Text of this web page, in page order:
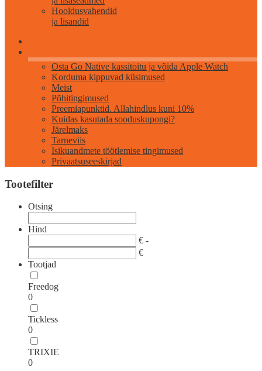
Hooldusvahendid
ja lisandid
Osta Go Native kassitoitu ja võida Apple Watch
Korduma kippuvad küsimused
Meist
Põhitingimused
Preemiapunktid. Allahindlus kuni 10%
Kuidas kasutada sooduskupongi?
Järelmaks
Tarneviis
Isikuandmete töötlemise tingimused
Privaatsuseeskirjad
Tootefilter
Otsing
Hind
€ -
€
Tootjad
Freedog
0
Tickless
0
TRIXIE
0